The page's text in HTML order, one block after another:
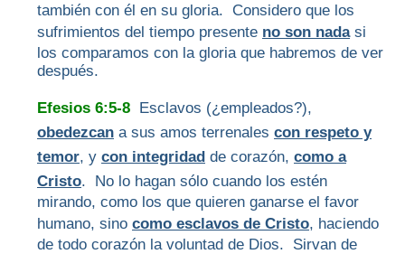
también con él en su gloria. Considero que los
sufrimientos del tiempo presente no son nadasi
los comparamos con la gloria que habremos de ver
después.
Efesios 6:5-8 Esclavos (¿empleados?),
obedezcan a sus amos terrenales con respeto y
temor, y con integridad de corazón, como a
Cristo. No lo hagan sólo cuando los estén
mirando, como los que quieren ganarse el favor
humano, sino como esclavos de Cristo, haciendo
de todo corazón la voluntad de Dios. Sirvan de